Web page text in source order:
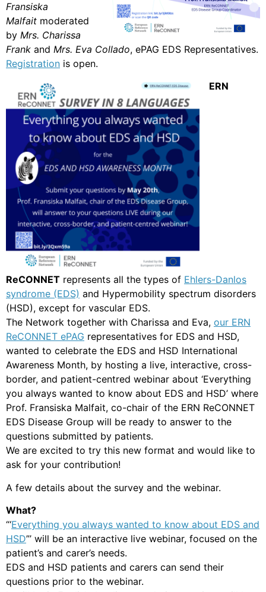
Fransiska
Malfait moderated
by Mrs. Charissa
Frank and Mrs. Eva Collado, ePAG EDS Representatives.
Registration is open.
ERN
ReCONNET represents all the types of Ehlers-Danlos
syndrome (EDS) and Hypermobility spectrum disorders
(HSD), except for vascular EDS.
The Network together with Charissa and Eva, our ERN
ReCONNET ePAG representatives for EDS and HSD,
wanted to celebrate the EDS and HSD International
Awareness Month, by hosting a live, interactive, cross-
border, and patient-centred webinar about ‘Everything
you always wanted to know about EDS and HSD’ where
Prof. Fransiska Malfait, co-chair of the ERN ReCONNET
EDS Disease Group will be ready to answer to the
questions submitted by patients.
We are excited to try this new format and would like to
ask for your contribution!
A few details about the survey and the webinar.
What?
“‘Everything you always wanted to know about EDS and
HSD”’ will be an interactive live webinar, focused on the
patient’s and carer’s needs.
EDS and HSD patients and carers can send their
questions prior to the webinar.